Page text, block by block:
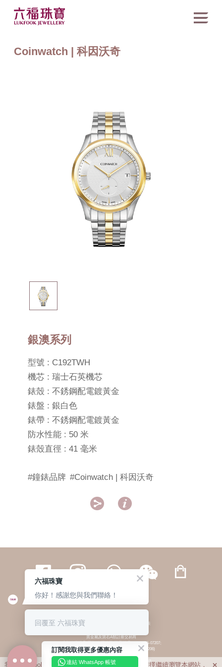
Coinwatch | 科因沃奇
銀澳系列
型號 : C192TWH
機芯 : 瑞士石英機芯
錶殼 : 不銹鋼配電鍍黃金
錶盤 : 銀白色
錶帶 : 不銹鋼配電鍍黃金
防水性能 : 50 米
錶殼直徑 : 41 毫米
#鐘錶品牌 #Coinwatch | 科因沃奇
 
繁體 | 簡体
© 六福集團 版權所有 不得轉載 私隱政策
貴金屬及寶石A類註冊交易商
(六福企業禮品(國際)有限公司-註冊號碼:A-B-24-05-07207;
六福電子商貿有限公司-註冊號碼:A-B-24-05-07206)
貴金屬及寶石B類註冊交易商
(六福集團有限公司-註冊號碼:B-B-24-05-07258;
我們利用cookies為您提供最佳的瀏覽體驗。若您選擇繼續瀏覽本網站， 
訂閱我取得更多優惠內容
連結 WhatsApp 帳號
六福珠寶
你好！感謝您與我們聯絡！
回覆至 六福珠寶